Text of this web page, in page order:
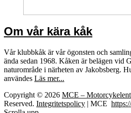
Om vår kära kåk
Vår klubbkåk är vår ögonsten och
ända sedan 1968. Kåken är belägen vid
naturområde i närheten av Jakobsberg.
användes Läs mer...
Copyright © 2026 MCE –
Reserved. Integritetspolicy | MCE